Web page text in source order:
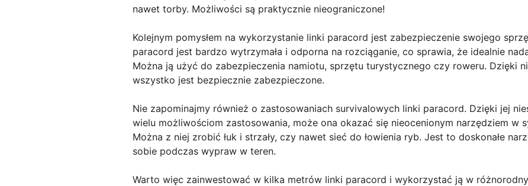
nawet torby. Możliwości są praktycznie nieograniczone!
Kolejnym pomysłem na wykorzystanie linki paracord jest zabezpieczenie swojego
paracord jest bardzo wytrzymała i odporna na rozciąganie, co sprawia, że idealnie
Można ją użyć do zabezpieczenia namiotu, sprzętu turystycznego czy roweru. Dzięki
wszystko jest bezpiecznie zabezpieczone.
Nie zapominajmy również o zastosowaniach survivalowych linki paracord. Dzięki jej
wielu możliwościom zastosowania, może ona okazać się nieocenionym narzędziem w
Można z niej zrobić łuk i strzały, czy nawet sieć do łowienia ryb. Jest to doskonałe
sobie podczas wypraw w teren.
Warto więc zainwestować w kilka metrów linki paracord i wykorzystać ją w